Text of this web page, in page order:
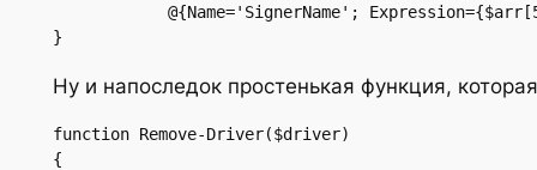
@{Name='SignerName';
}
Ну и напоследок простенькая функция,
function Remove-Driver($driver)
{